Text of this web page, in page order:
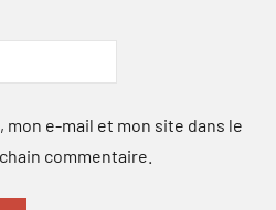
e-mail et mon site dans le
commentaire.